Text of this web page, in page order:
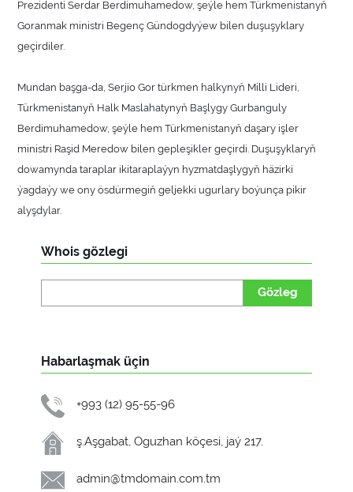
Prezidenti Serdar Berdimuhamedow, şeýle hem Türkmenistanyň
Goranmak ministri Begenç Gündogdyýew bilen duşuşyklary
geçirdiler.
Mundan başga-da, Serjio Gor türkmen halkynyň Milli Lideri,
Türkmenistanyň Halk Maslahatynyň Başlygy Gurbanguly
Berdimuhamedow, şeýle hem Türkmenistanyň daşary işler
ministri Raşid Meredow bilen gepleşikler geçirdi. Duşuşyklaryň
dowamynda taraplar ikitaraplaýyn hyzmatdaşlygyň häzirki
ýagdaýy we ony ösdürmegiň geljekki ugurlary boýunça pikir
alyşdylar.
Whois gözlegi
Gözleg
Habarlaşmak üçin
+993 (12) 95-55-96
ş.Aşgabat, Oguzhan köçesi, jaý 217.
admin@tmdomain.com.tm